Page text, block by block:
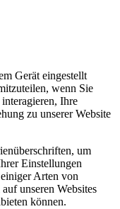
Gerät eingestellt
wenn Sie
Ihre
zu unserer Website
um
Einstellungen
Arten von
unseren Websites
können.